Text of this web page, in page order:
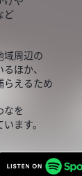
ど
域周辺の
ほか、
らえるため
なを
ます。